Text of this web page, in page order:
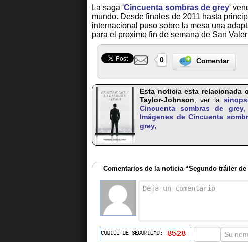
La saga 'Cincuenta sombras de grey'
mundo. Desde finales de 2011 hasta
internacional puso sobre la mesa una
para el proximo fin de semana de San
0 Comentar
Esta noticia esta relacionada
Taylor-Johnson , ver la
Cincuenta sombras de grey,
Imágenes de Cincuenta
grey,
Comentarios de la noticia “Segundo tráiler